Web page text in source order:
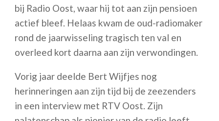
bij Radio Oost, waar hij tot aan zijn pensioen
actief bleef. Helaas kwam de oud-radiomaker
rond de jaarwisseling tragisch ten val en
overleed kort daarna aan zijn verwondingen.
Vorig jaar deelde Bert Wijfjes nog
herinneringen aan zijn tijd bij de zeezenders
in een interview met RTV Oost. Zijn